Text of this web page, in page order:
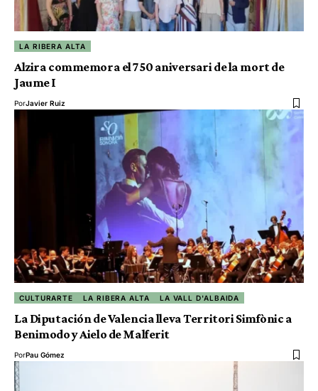
LA RIBERA ALTA
Alzira commemora el 750 aniversari de la mort de
Jaume I
PorJavier Ruiz
CULTURARTE LA RIBERA ALTA LA VALL D'ALBAIDA
La Diputación de Valencia lleva Territori Simfònic a
Benimodo y Aielo de Malferit
PorPau Gómez